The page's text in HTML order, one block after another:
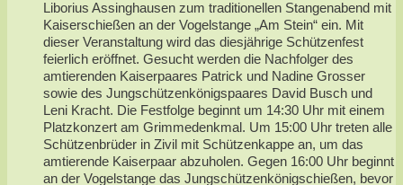
Liborius Assinghausen zum traditionellen Stangenabend mit
Kaiserschießen an der Vogelstange „Am Stein“ ein. Mit
dieser Veranstaltung wird das diesjährige Schützenfest
feierlich eröffnet. Gesucht werden die Nachfolger des
amtierenden Kaiserpaares Patrick und Nadine Grosser
sowie des Jungschützenkönigspaares David Busch und
Leni Kracht. Die Festfolge beginnt um 14:30 Uhr mit einem
Platzkonzert am Grimmedenkmal. Um 15:00 Uhr treten alle
Schützenbrüder in Zivil mit Schützenkappe an, um das
amtierende Kaiserpaar abzuholen. Gegen 16:00 Uhr beginnt
an der Vogelstange das Jungschützenkönigschießen, bevor